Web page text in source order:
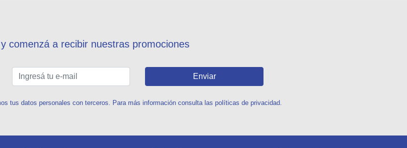
comenzá a recibir nuestras promociones
Enviar
tus datos personales con terceros. Para más información consulta las políticas de privacidad.